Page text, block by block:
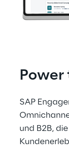
SAP
und B2B,